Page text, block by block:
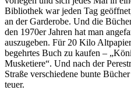
Bibliothek war jeden Tag
an der Garderobe. Und die
den 1970er Jahren hat man
auszugeben. Für 20 Kilo
begehrtes Buch zu kaufen –
Musketiere . Und nach der
Straße verschiedene bunte
teuer.